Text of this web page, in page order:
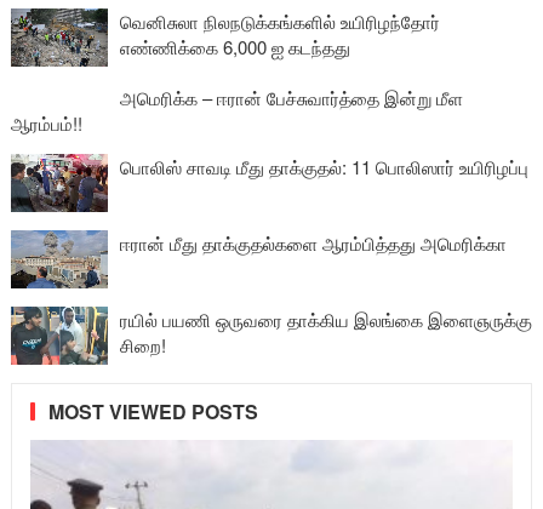
வெனிசுலா நிலநடுக்கங்களில் உயிரிழந்தோர்
எண்ணிக்கை 6,000 ஐ கடந்தது
அமெரிக்க – ஈரான் பேச்சுவார்த்தை இன்று மீள
ஆரம்பம்!!
பொலிஸ் சாவடி மீது தாக்குதல்: 11 பொலிஸார் உயிரிழப்பு
ஈரான் மீது தாக்குதல்களை ஆரம்பித்தது அமெரிக்கா
ரயில் பயணி ஒருவரை தாக்கிய இலங்கை இளைஞருக்கு
சிறை!
MOST VIEWED POSTS